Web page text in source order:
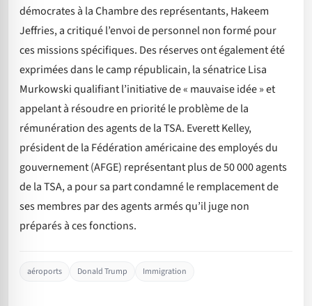
démocrates à la Chambre des représentants, Hakeem
Jeffries, a critiqué l’envoi de personnel non formé pour
ces missions spécifiques. Des réserves ont également été
exprimées dans le camp républicain, la sénatrice Lisa
Murkowski qualifiant l’initiative de « mauvaise idée » et
appelant à résoudre en priorité le problème de la
rémunération des agents de la TSA. Everett Kelley,
président de la Fédération américaine des employés du
gouvernement (AFGE) représentant plus de 50 000 agents
de la TSA, a pour sa part condamné le remplacement de
ses membres par des agents armés qu’il juge non
préparés à ces fonctions.
aéroports Donald Trump Immigration